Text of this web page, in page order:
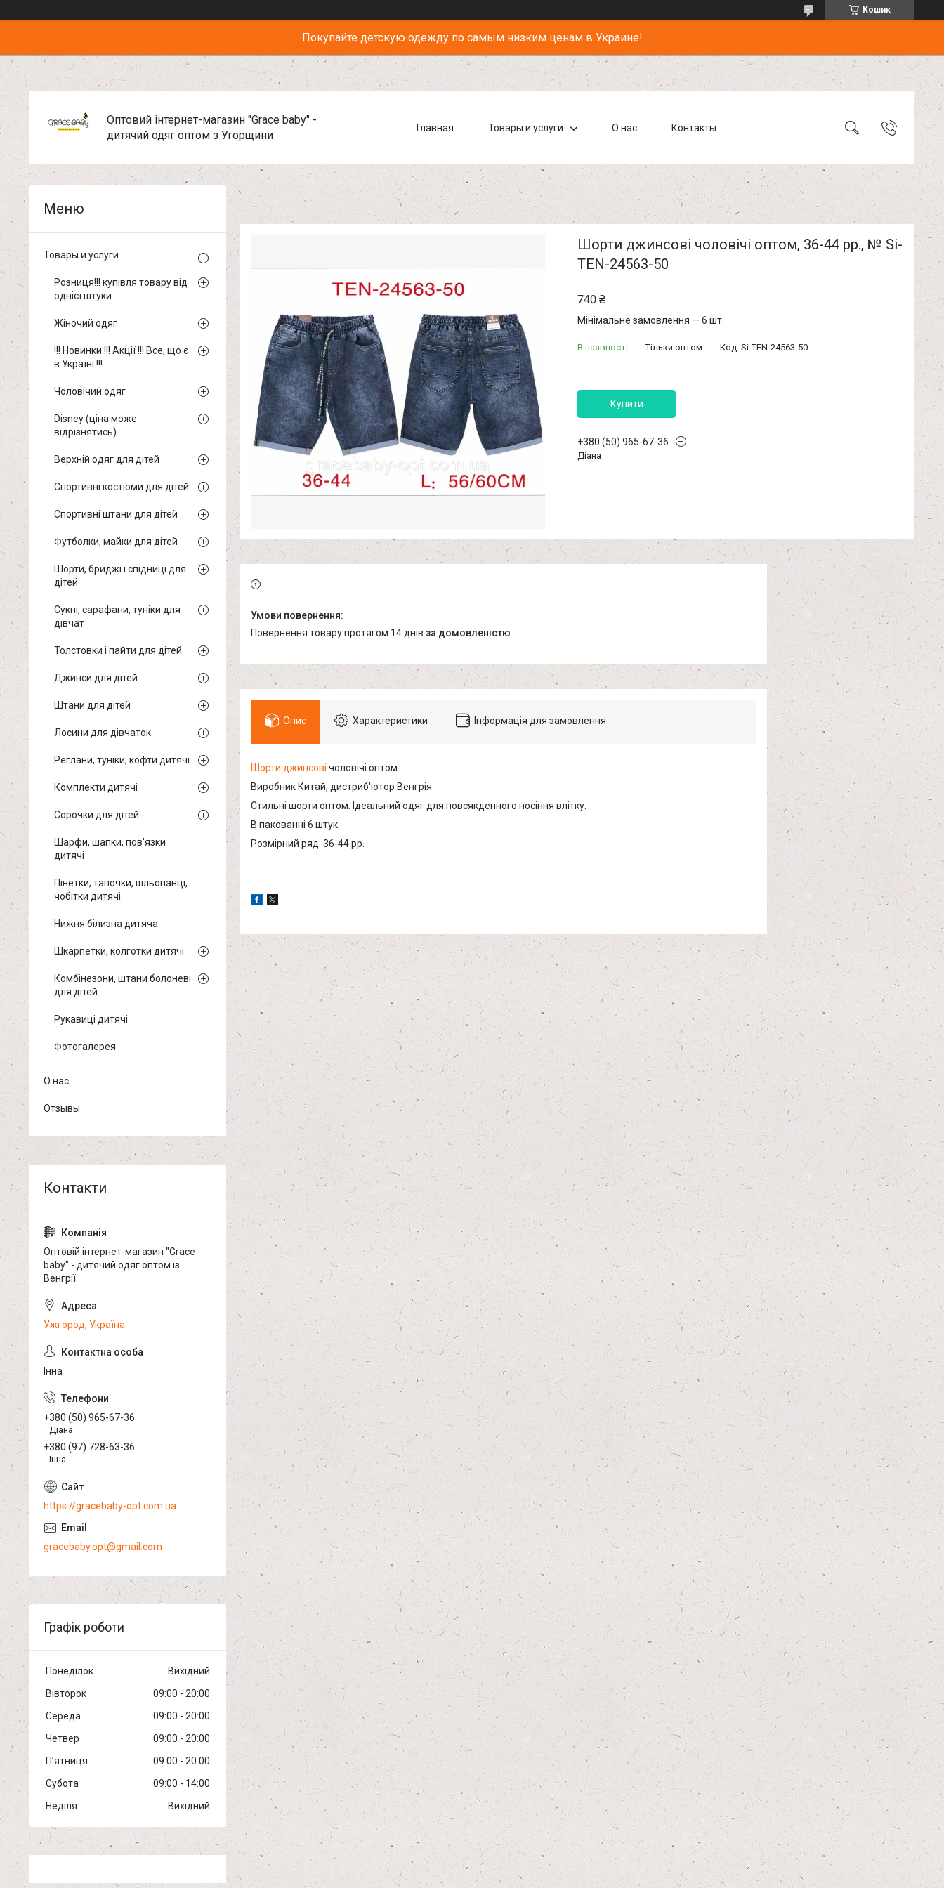
Кошик
Покупайте детскую одежду по самым низким ценам в Украине!
Оптовий інтернет-магазин "Grace baby" -
дитячий одяг оптом з Угорщини
Главная Товары и услуги О нас Контакты
Шорти джинсові чоловічі оптом, 36-44 рр., № Si-
TEN-24563-50
740 ₴
Мінімальне замовлення — 6 шт.
В наявності Тільки оптом Код: Si-TEN-24563-50
Купити
+380 (50) 965-67-36
Діана
повернення товару протягом 14 днів за домовленістю
Опис Характеристики Інформація для замовлення
Шорти джинсові чоловічі оптом
Виробник Китай, дистриб'ютор Венгрія.
Стильні шорти оптом. Ідеальний одяг для повсякденного носіння влітку.
В пакованні 6 штук.
Розмірний ряд: 36-44 рр.
Товары и услуги
Розниця!!! купівля товару від
однієї штуки.
Жіночий одяг
!!! Новинки !!! Акції !!! Все, що є
в Україні !!!
Чоловічий одяг
Disney (ціна може
відрізнятись)
Верхній одяг для дітей
Спортивні костюми для дітей
Спортивні штани для дітей
Футболки, майки для дітей
Шорти, бриджі і спідниці для
дітей
Сукні, сарафани, туніки для
дівчат
Толстовки і пайти для дітей
Джинси для дітей
Штани для дітей
Лосини для дівчаток
Реглани, туніки, кофти дитячі
Комплекти дитячі
Сорочки для дітей
Шарфи, шапки, пов'язки
дитячі
Пінетки, тапочки, шльопанці,
чобітки дитячі
Нижня білизна дитяча
Шкарпетки, колготки дитячі
Комбінезони, штани болоневі
для дітей
Рукавиці дитячі
Фотогалерея
О нас
Отзывы
Оптовій інтернет-магазин "Grace
baby" - дитячий одяг оптом із
Венгрії
Ужгород, Україна
Інна
+380 (50) 965-67-36
Діана
+380 (97) 728-63-36
Інна
https://gracebaby-opt.com.ua
gracebaby.opt@gmail.com
Графік роботи
Понеділок
Вихідний
Вівторок
09:00
20:00
Середа
09:00
20:00
Четвер
09:00
20:00
Пʼятниця
09:00
20:00
Субота
09:00
14:00
Неділя
Вихідний